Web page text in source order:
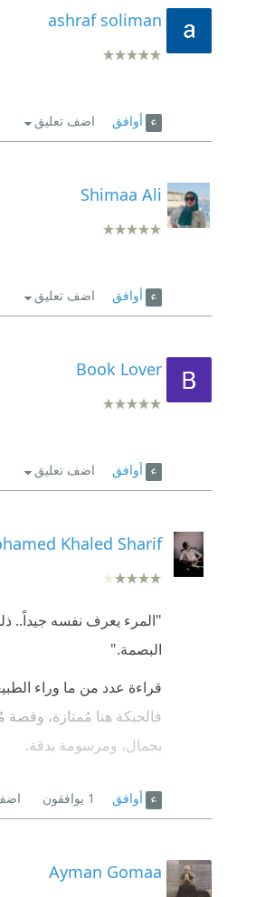
ashraf soliman
أوافق اضف تعليق
Shimaa Ali
أوافق اضف تعليق
Book Lover
أوافق اضف تعليق
Khaled Sharif
"المرء يعرف نفسه جيداً..
البصمة."
قراءة عدد من ما وراء
فالحبكة هنا مُمتازة، وقصة
بجمال، ومرسومة بدقة.
ولكننا سنختلف معه بعد
أسطورة رائعة ومُمتعة،
أوافق 1 يوافقون
Ayman Gomaa